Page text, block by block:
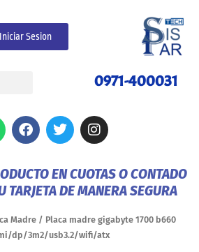
Sesion
0971-400031
F
a
b
o
k
T
w
t
e
I
n
a
g
a
m
EN CUOTAS O CONTADO
TARJETA DE MANERA SEGURA
Madre / Placa madre gigabyte 1700 b660
dp/3m2/usb3.2/wifi/atx